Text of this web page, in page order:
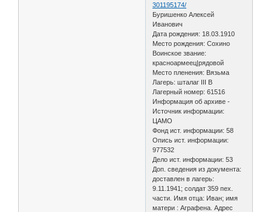
301195174/
Буришенко Алексей
Иванович
Дата рождения: 18.03.1910
Место рождения: Сохино
Воинское звание:
красноармеец|рядовой
Место пленения: Вязьма
Лагерь: шталаг III B
Лагерный номер: 61516
Информация об архиве -
Источник информации:
ЦАМО
Фонд ист. информации: 58
Опись ист. информации:
977532
Дело ист. информации: 53
Доп. сведения из документа:
доставлен в лагерь:
9.11.1941; солдат 359 пех.
части. Имя отца: Иван; имя
матери : Аграфена. Адрес